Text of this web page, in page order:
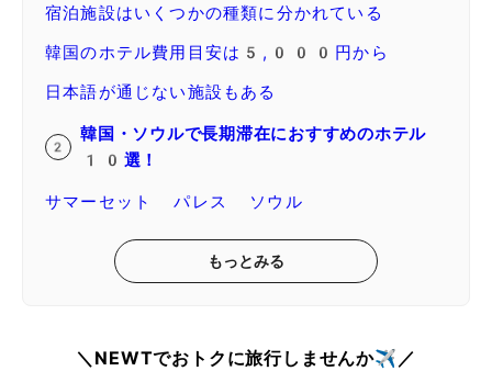
宿泊施設はいくつかの種類に分かれている
韓国のホテル費用目安は5,000円から
日本語が通じない施設もある
韓国・ソウルで長期滞在におすすめのホテル
10選！
サマーセット パレス ソウル
もっとみる
＼NEWTでおトクに旅行しませんか✈️／